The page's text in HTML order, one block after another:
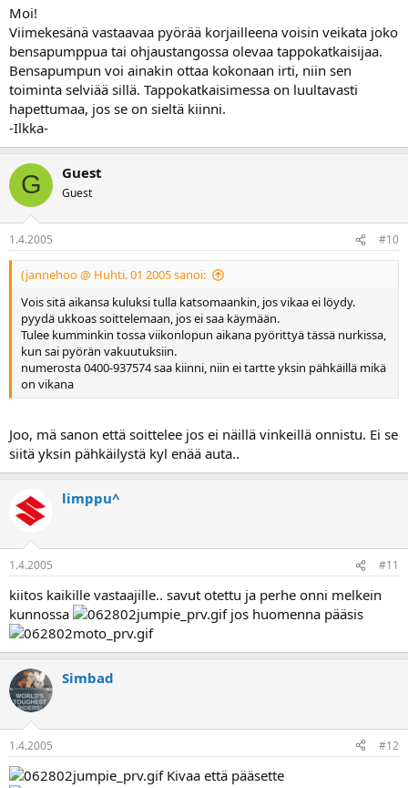
Moi!
Viimekesänä vastaavaa pyörää korjailleena voisin veikata joko
bensapumppua tai ohjaustangossa olevaa tappokatkaisijaa.
Bensapumpun voi ainakin ottaa kokonaan irti, niin sen
toiminta selviää sillä. Tappokatkaisimessa on luultavasti
hapettumaa, jos se on sieltä kiinni.
-Ilkka-
G Guest
Guest
1.4.2005 #10
(jannehoo @ Huhti. 01 2005 sanoi:
Vois sitä aikansa kuluksi tulla katsomaankin, jos vikaa ei löydy.
pyydä ukkoas soittelemaan, jos ei saa käymään.
Tulee kumminkin tossa viikonlopun aikana pyörittyä tässä nurkissa,
kun sai pyörän vakuutuksiin.
numerosta 0400-937574 saa kiinni, niin ei tartte yksin pähkäillä mikä
on vikana
Joo, mä sanon että soittelee jos ei näillä vinkeillä onnistu. Ei se
siitä yksin pähkäilystä kyl enää auta..
limppu^
1.4.2005 #11
kiitos kaikille vastaajille.. savut otettu ja perhe onni melkein
kunnossa
jos huomenna pääsis
Simbad
1.4.2005 #12
Kivaa että pääsette